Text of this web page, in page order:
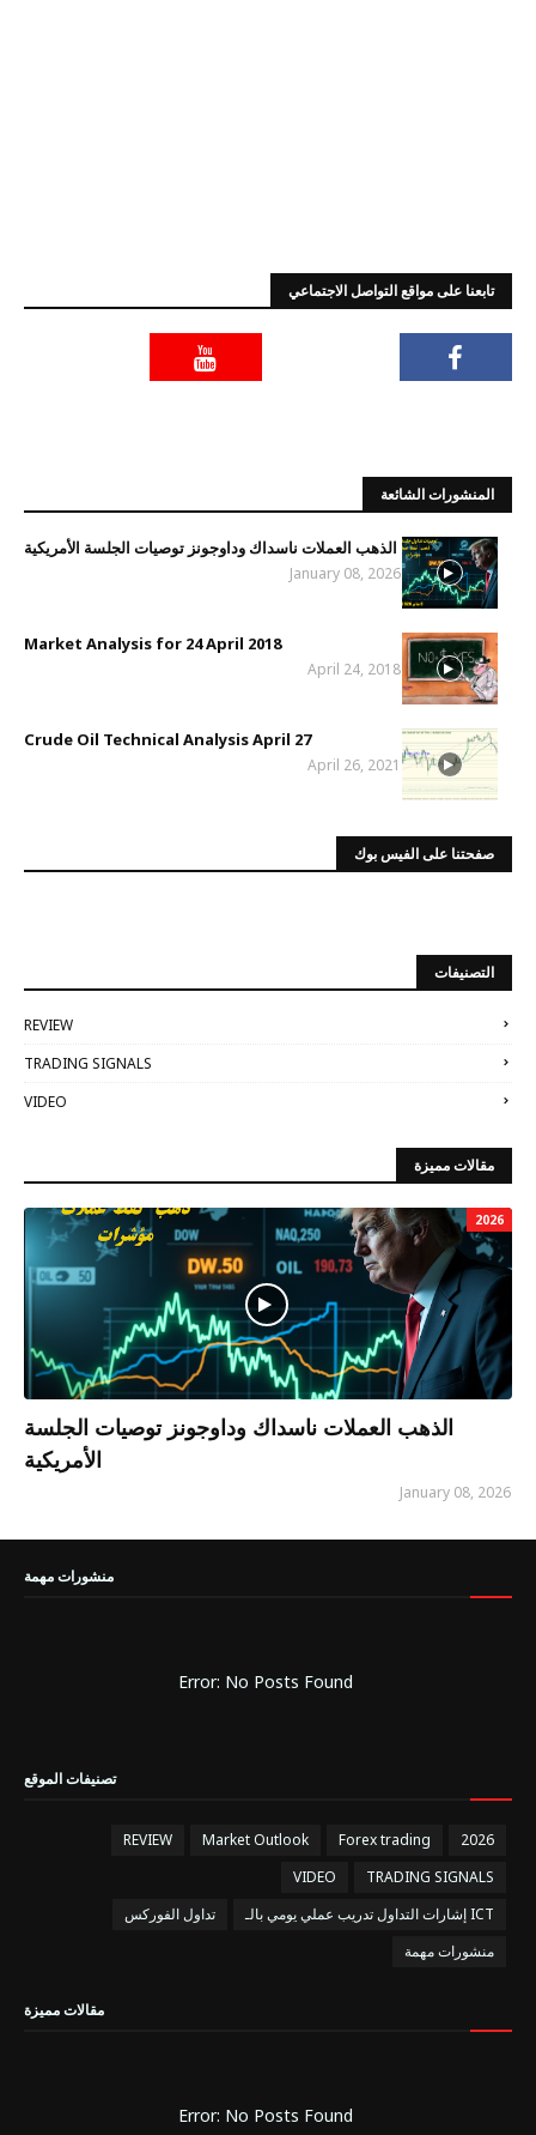
تابعنا على مواقع التواصل الاجتماعي
المنشورات الشائعة
الذهب العملات ناسداك وداوجونز توصيات الجلسة الأمريكية
January 08, 2026
Market Analysis for 24 April 2018
April 24, 2018
Crude Oil Technical Analysis April 27
April 26, 2021
صفحتنا على الفيس بوك
التصنيفات
REVIEW
TRADING SIGNALS
VIDEO
مقالات مميزة
2026
الذهب العملات ناسداك وداوجونز توصيات الجلسة
الأمريكية
January 08, 2026
منشورات مهمة
Error: No Posts Found
تصنيفات الموقع
2026
Forex trading
Market Outlook
REVIEW
TRADING SIGNALS
VIDEO
إشارات التداول تدريب عملي يومي بالـ ICT
تداول الفوركس
منشورات مهمة
مقالات مميزة
Error: No Posts Found